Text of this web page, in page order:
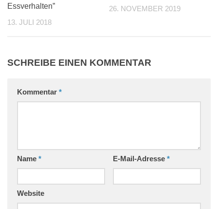
Essverhalten”
13. JULI 2018
26. NOVEMBER 2019
SCHREIBE EINEN KOMMENTAR
Kommentar *
Name * E-Mail-Adresse *
Website